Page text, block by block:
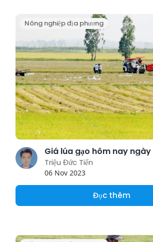
Nông nghiệp địa phương
Triệu Đức Tiến
06 Nov 2023
Đọc thêm